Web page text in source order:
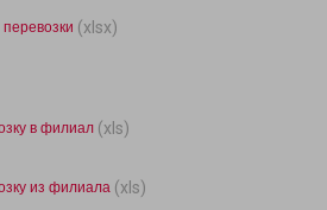
(xlsx)
в филиал (xls)
из филиала (xls)